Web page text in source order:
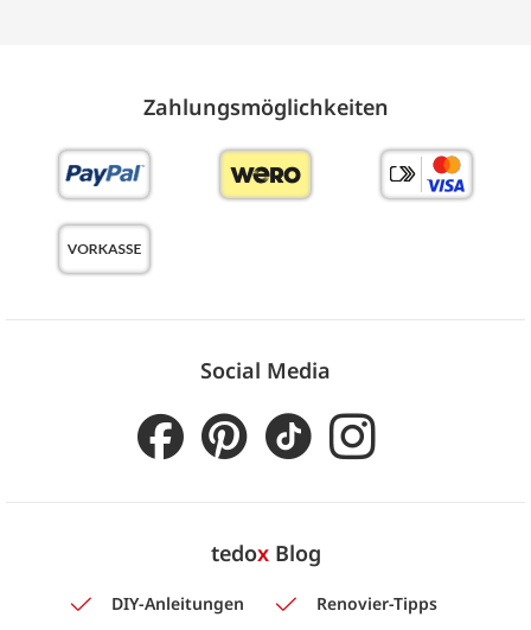
Zahlungs­möglich­keiten
Social Media
tedoxBlog
DIY-Anleitungen
Renovier-Tipps